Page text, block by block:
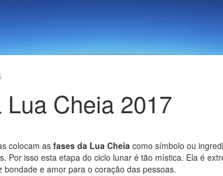
Lua Cheia 2017
colocam as fases da Lua Cheia como símbolo ou
Por isso esta etapa do ciclo lunar é tão mística. Ela é
bondade e amor para o coração das pessoas.